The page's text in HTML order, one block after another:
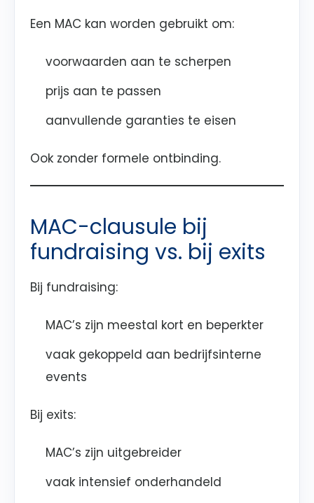
Een MAC kan worden gebruikt om:
voorwaarden aan te scherpen
prijs aan te passen
aanvullende garanties te eisen
Ook zonder formele ontbinding.
MAC-clausule bij
fundraising vs. bij exits
Bij fundraising:
MAC’s zijn meestal kort en beperkter
vaak gekoppeld aan bedrijfsinterne
events
Bij exits:
MAC’s zijn uitgebreider
vaak intensief onderhandeld